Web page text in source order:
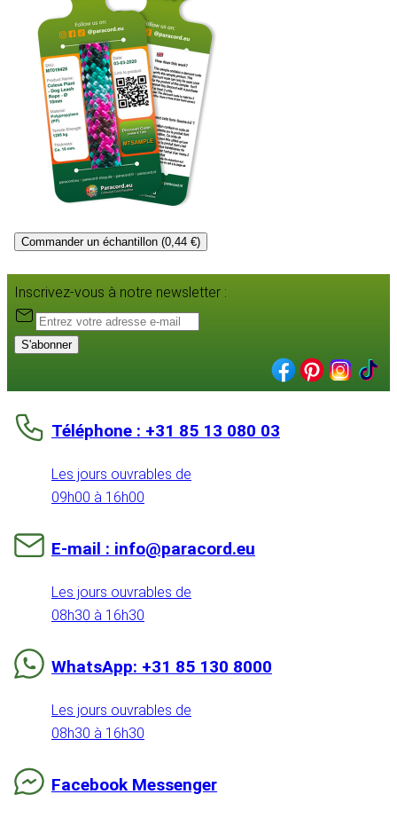
Commander un échantillon (0,44 €)
Inscrivez-vous à notre newsletter :
S'abonner
Téléphone : +31 85 13 080 03
Les jours ouvrables de
09h00 à 16h00
E-mail : info@paracord.eu
Les jours ouvrables de
08h30 à 16h30
WhatsApp: +31 85 130 8000
Les jours ouvrables de
08h30 à 16h30
Facebook Messenger